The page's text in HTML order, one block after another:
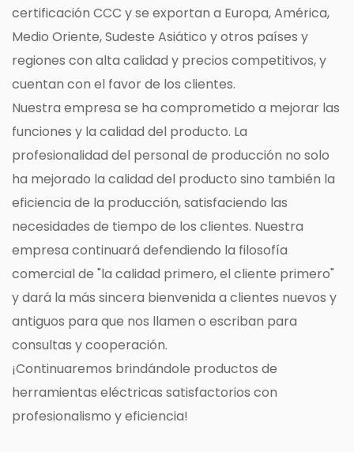
certificación CCC y se exportan a Europa, América,
Medio Oriente, Sudeste Asiático y otros países y
regiones con alta calidad y precios competitivos, y
cuentan con el favor de los clientes.
Nuestra empresa se ha comprometido a mejorar las
funciones y la calidad del producto. La
profesionalidad del personal de producción no solo
ha mejorado la calidad del producto sino también la
eficiencia de la producción, satisfaciendo las
necesidades de tiempo de los clientes. Nuestra
empresa continuará defendiendo la filosofía
comercial de "la calidad primero, el cliente primero"
y dará la más sincera bienvenida a clientes nuevos y
antiguos para que nos llamen o escriban para
consultas y cooperación.
¡Continuaremos brindándole productos de
herramientas eléctricas satisfactorios con
profesionalismo y eficiencia!